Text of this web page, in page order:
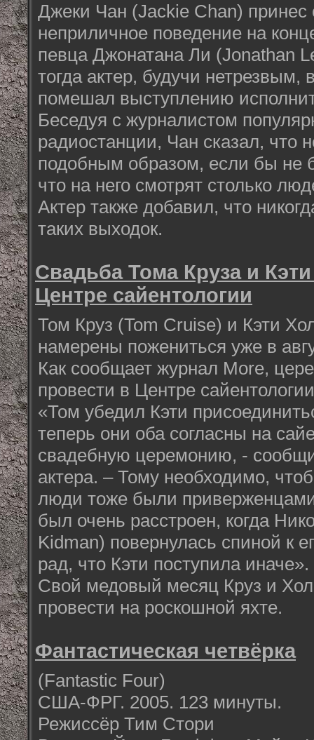
Джеки Чан (Jackie Chan) принес
неприличное поведение на
певца Джонатана Ли (Jonathan
тогда актер, будучи нетрезвым,
помешал выступлению
Беседуя с журналистом
радиостанции, Чан сказал, что
подобным образом, если бы не
что на него смотрят столько
Актер также добавил, что
таких выходок.
Свадьба Тома Круза и
Центре сайентологии
Том Круз (Tom Cruise) и Кэти
намерены пожениться уже в
Как сообщает журнал More,
провести в Центре
«Том убедил Кэти
теперь они оба согласны на
свадебную церемонию, -
актера. – Тому необходимо,
люди тоже были
был очень расстроен, когда
Kidman) повернулась спиной к
рад, что Кэти поступила иначе».
Свой медовый месяц Круз и
провести на роскошной яхте.
Фантастическая четвёрка
(Fantastic Four)
США-ФРГ. 2005. 123 минуты.
Режиссёр Тим Стори